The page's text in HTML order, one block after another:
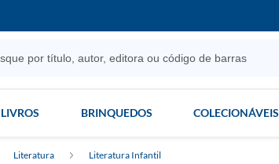
LIVROS BRINQUEDOS COLECIONÁVEIS
Literatura Literatura Infantil